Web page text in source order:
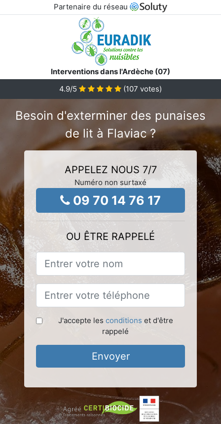
Partenaire du réseau
Interventions dans l'Ardèche (07)
4.9/5 (107 votes)
Besoin d'exterminer des punaises
de lit à Flaviac ?
APPELEZ NOUS 7/7
Numéro non surtaxé
09 70 14 76 17
OU ÊTRE RAPPELÉ
J'accepte les conditions et d'être
rappelé
Envoyer